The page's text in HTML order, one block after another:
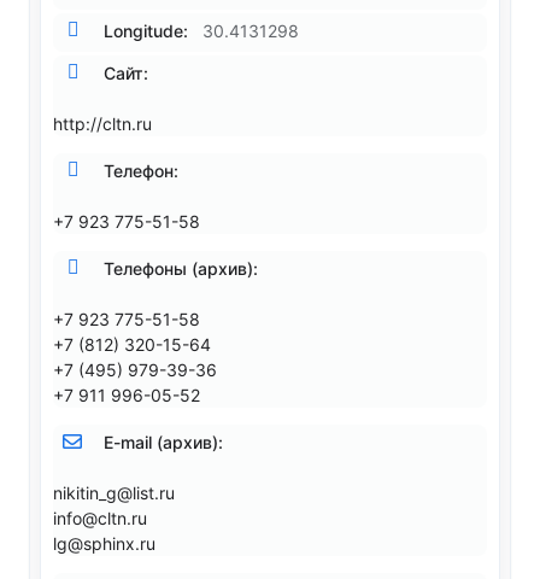
Longitude: 30.4131298
Сайт:
http://cltn.ru
Телефон:
+7 923 775-51-58
Телефоны (архив):
+7 923 775-51-58
+7 (812) 320-15-64
+7 (495) 979-39-36
+7 911 996-05-52
E-mail (архив):
nikitin_g@list.ru
info@cltn.ru
lg@sphinx.ru